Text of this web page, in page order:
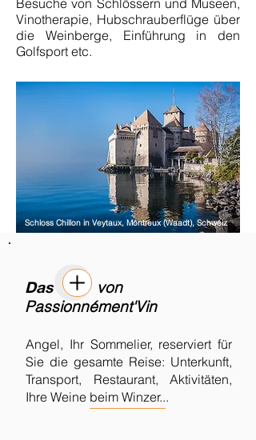
Besuche von Schlössern und Museen,
Vinotherapie, Hubschrauberflüge über
die Weinberge, Einführung in den
Golfsport etc.
Schloss Chillon in Veytaux, Montreux (Waadt), Schweiz
Das von
Passionnément'Vin
Angel, Ihr Sommelier, reserviert für
Sie die gesamte Reise: Unterkunft,
Transport, Restaurant, Aktivitäten,
Ihre Weine beim Winzer...